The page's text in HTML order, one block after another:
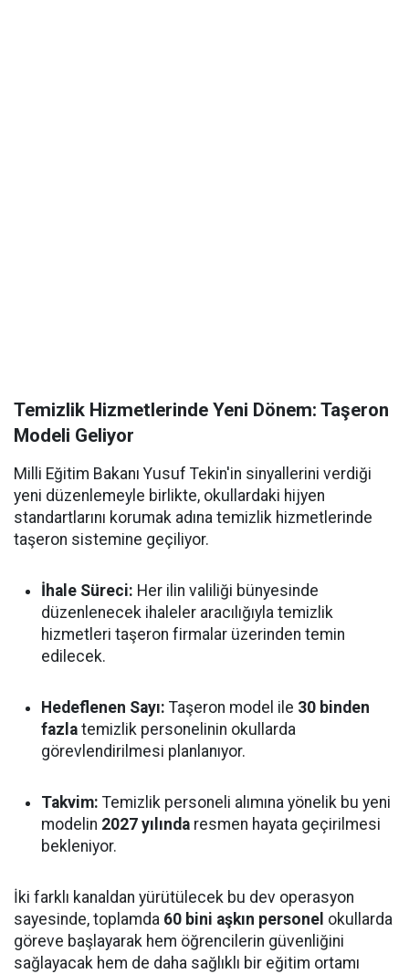
Temizlik Hizmetlerinde Yeni Dönem: Taşeron
Modeli Geliyor
Milli Eğitim Bakanı Yusuf Tekin'in sinyallerini verdiği
yeni düzenlemeyle birlikte, okullardaki hijyen
standartlarını korumak adına temizlik hizmetlerinde
taşeron sistemine geçiliyor.
İhale Süreci: Her ilin valiliği bünyesinde
düzenlenecek ihaleler aracılığıyla temizlik
hizmetleri taşeron firmalar üzerinden temin
edilecek.
Hedeflenen Sayı: Taşeron model ile 30 binden
fazla temizlik personelinin okullarda
görevlendirilmesi planlanıyor.
Takvim: Temizlik personeli alımına yönelik bu yeni
modelin 2027 yılında resmen hayata geçirilmesi
bekleniyor.
İki farklı kanaldan yürütülecek bu dev operasyon
sayesinde, toplamda 60 bini aşkın personel okullarda
göreve başlayarak hem öğrencilerin güvenliğini
sağlayacak hem de daha sağlıklı bir eğitim ortamı